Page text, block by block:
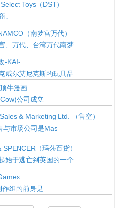
Toys（DST）
。
（南梦宫万代）
、万代、台湾万代南梦
-KAI-
威尔艾尼克斯的玩具品
牛漫画
公司成立
& Marketing Ltd. （售空）
与市场公司是Mas
SPENCER（玛莎百货）
始于逃亡到英国的一个
作组的前身是